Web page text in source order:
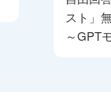
スト」
～GPT